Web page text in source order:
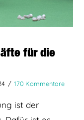
für die
170 Kommentare
ist der